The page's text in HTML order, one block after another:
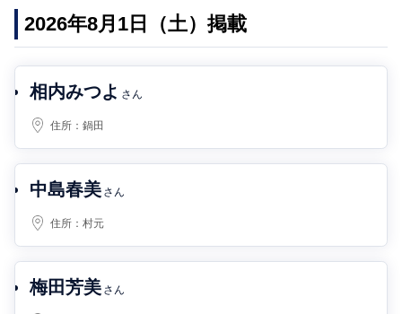
2026年8月1日（土）掲載
相内みつよ さん
住所：鍋田
中島春美 さん
住所：村元
梅田芳美 さん